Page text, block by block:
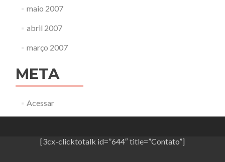
maio 2007
abril 2007
março 2007
META
Acessar
[3cx-clicktotalk id=”644″ title=”Contato”]